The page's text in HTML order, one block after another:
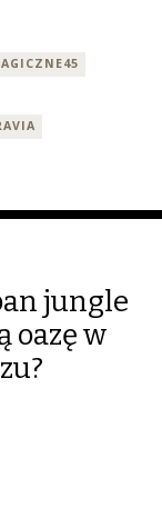
jungle
oazę w